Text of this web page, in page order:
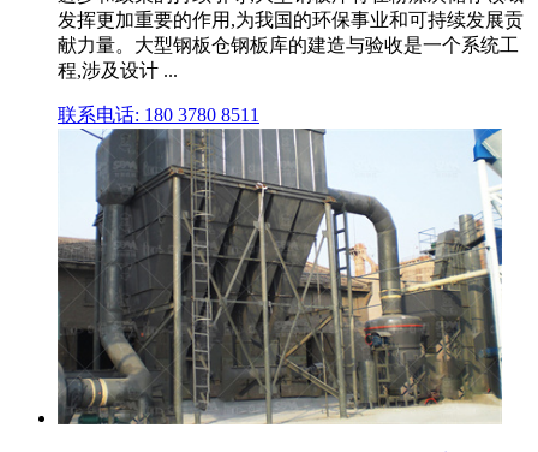
发挥更加重要的作用,为我国的环保事业和可持续发展贡
献力量。大型钢板仓钢板库的建造与验收是一个系统工
程,涉及设计 ...
联系电话: 180 3780 8511